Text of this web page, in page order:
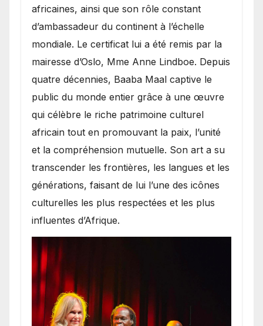
africaines, ainsi que son rôle constant
d’ambassadeur du continent à l’échelle
mondiale. Le certificat lui a été remis par la
mairesse d’Oslo, Mme Anne Lindboe. Depuis
quatre décennies, Baaba Maal captive le
public du monde entier grâce à une œuvre
qui célèbre le riche patrimoine culturel
africain tout en promouvant la paix, l’unité
et la compréhension mutuelle. Son art a su
transcender les frontières, les langues et les
générations, faisant de lui l’une des icônes
culturelles les plus respectées et les plus
influentes d’Afrique.